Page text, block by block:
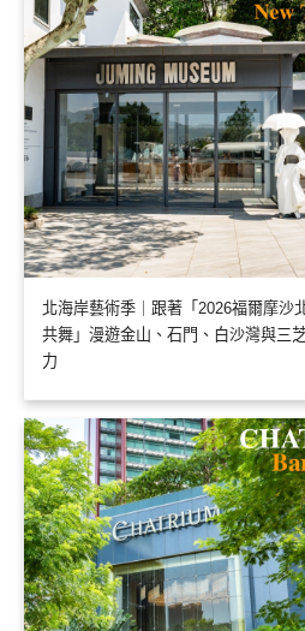
北海岸藝術季｜跟著「2026福爾摩沙
共舞」漫遊金山、石門、白沙灣與三
力